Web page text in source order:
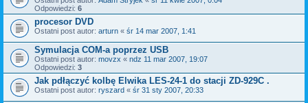
Odpowiedzi: 6
procesor DVD
Ostatni post autor: arturn « śr 14 mar 2007, 1:41
Symulacja COM-a poprzez USB
Ostatni post autor: movzx « ndz 11 mar 2007, 19:07
Odpowiedzi: 3
Jak pdłączyć kolbę Elwika LES-24-1 do stacji ZD-929C .
Ostatni post autor: ryszard « śr 31 sty 2007, 20:33